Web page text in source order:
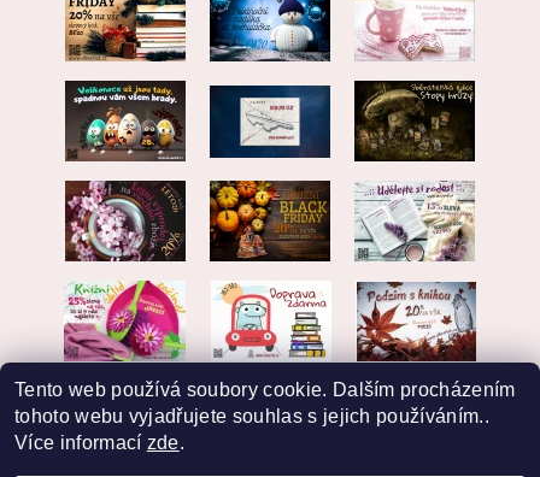
Tento web používá soubory cookie. Dalším procházením
tohoto webu vyjadřujete souhlas s jejich používáním..
Více informací zde.